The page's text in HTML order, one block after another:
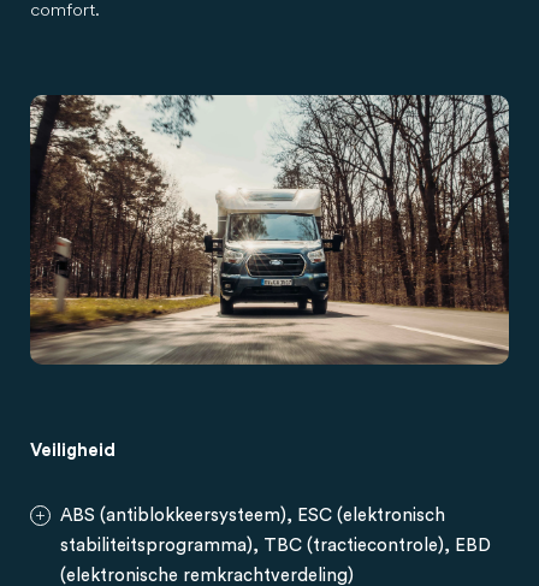
comfort.
Veiligheid
ABS (antiblokkeersysteem), ESC (elektronisch
stabiliteitsprogramma), TBC (tractiecontrole), EBD
(elektronische remkrachtverdeling)